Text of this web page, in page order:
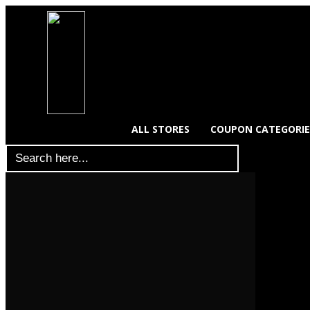
ALL STORES COUPON